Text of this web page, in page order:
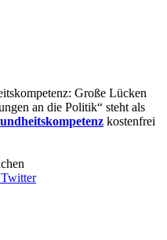
Große Lücken
an die Politik“ steht als
kostenfrei